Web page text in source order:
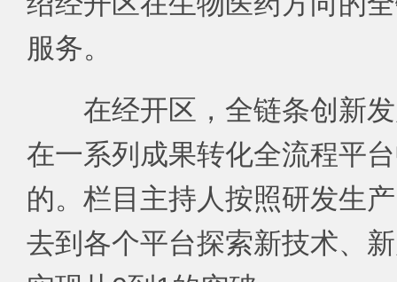
服务。
在经开区，全链条创新
在一系列成果转化全流程平
的。栏目主持人按照研发生
去到各个平台探索新技术、